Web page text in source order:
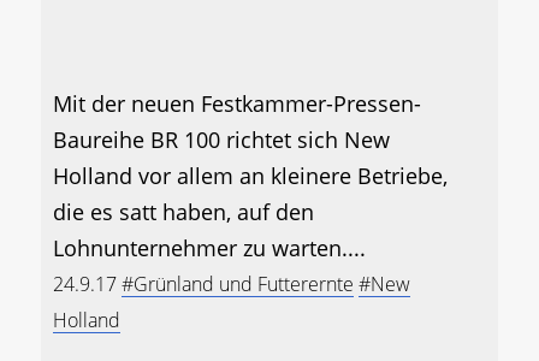
Mit der neuen Festkammer-Pressen-
Baureihe BR 100 richtet sich New
Holland vor allem an kleinere Betriebe,
die es satt haben, auf den
Lohnunternehmer zu warten....
24.9.17#Grünland und Futterernte #New
Holland